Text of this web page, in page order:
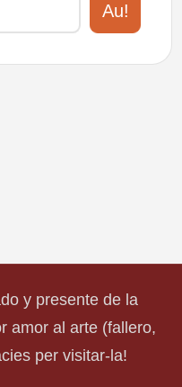
Au!
y presente de la
amor al arte (fallero,
per visitar-la!